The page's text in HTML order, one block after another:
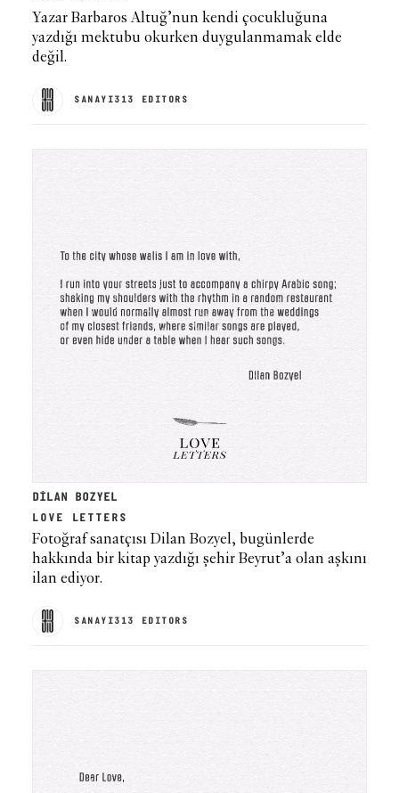
Yazar Barbaros Altuğ’nun kendi çocukluğuna
yazdığı mektubu okurken duygulanmamak elde
değil.
SANAYI313 EDITORS
DİLAN BOZYEL
LOVE LETTERS
Fotoğraf sanatçısı Dilan Bozyel, bugünlerde
hakkında bir kitap yazdığı şehir Beyrut’a olan aşkını
ilan ediyor.
SANAYI313 EDITORS